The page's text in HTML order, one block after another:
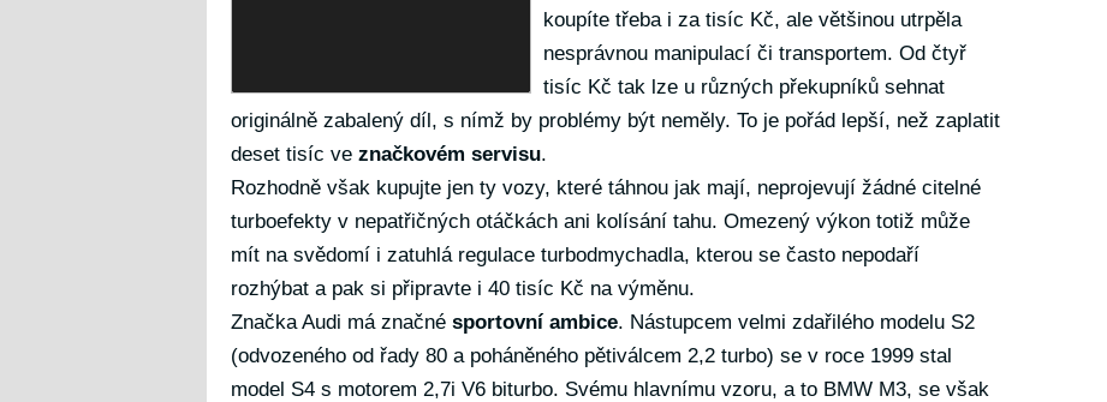
koupíte třeba i za tisíc Kč, ale většinou utrpěla
nesprávnou manipulací či transportem. Od čtyř
tisíc Kč tak lze u různých překupníků sehnat
originálně zabalený díl, s nímž by problémy být neměly. To je pořád lepší, než zaplatit
deset tisíc ve značkovém servisu.
Rozhodně však kupujte jen ty vozy, které táhnou jak mají, neprojevují žádné citelné
turboefekty v nepatřičných otáčkách ani kolísání tahu. Omezený výkon totiž může
mít na svědomí i zatuhlá regulace turbodmychadla, kterou se často nepodaří
rozhýbat a pak si připravte i 40 tisíc Kč na výměnu.
Značka Audi má značné sportovní ambice. Nástupcem velmi zdařilého modelu S2
(odvozeného od řady 80 a poháněného pětiválcem 2,2 turbo) se v roce 1999 stal
model S4 s motorem 2,7i V6 biturbo. Svému hlavnímu vzoru, a to BMW M3, se však